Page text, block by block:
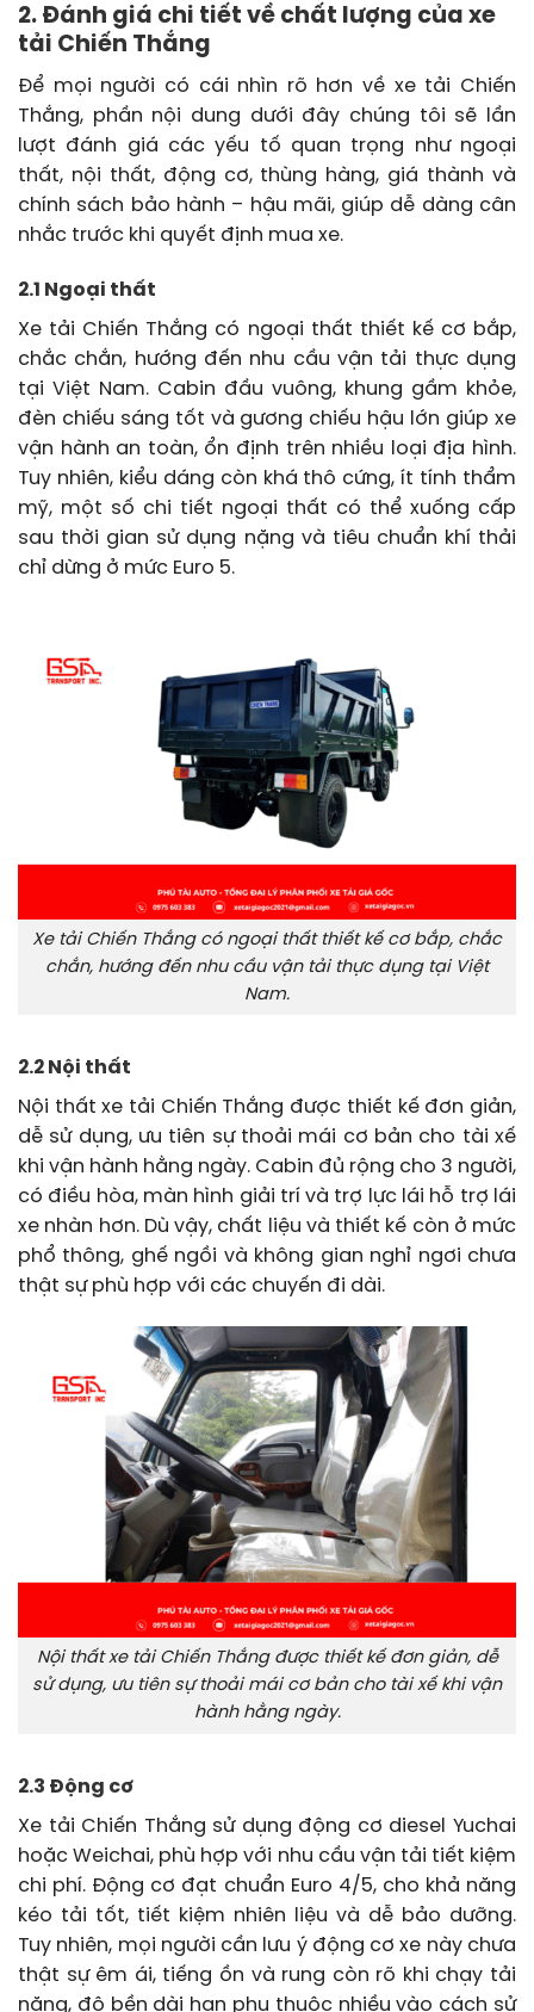
2. Đánh giá chi tiết về chất lượng của xe
tải Chiến Thắng
Để mọi người có cái nhìn rõ hơn về xe tải Chiến
Thắng, phần nội dung dưới đây chúng tôi sẽ lần
lượt đánh giá các yếu tố quan trọng như ngoại
thất, nội thất, động cơ, thùng hàng, giá thành và
chính sách bảo hành – hậu mãi, giúp dễ dàng cân
nhắc trước khi quyết định mua xe.
2.1 Ngoại thất
Xe tải Chiến Thắng có ngoại thất thiết kế cơ bắp,
chắc chắn, hướng đến nhu cầu vận tải thực dụng
tại Việt Nam. Cabin đầu vuông, khung gầm khỏe,
đèn chiếu sáng tốt và gương chiếu hậu lớn giúp xe
vận hành an toàn, ổn định trên nhiều loại địa hình.
Tuy nhiên, kiểu dáng còn khá thô cứng, ít tính thẩm
mỹ, một số chi tiết ngoại thất có thể xuống cấp
sau thời gian sử dụng nặng và tiêu chuẩn khí thải
chỉ dừng ở mức Euro 5.
Xe tải Chiến Thắng có ngoại thất thiết kế cơ bắp, chắc
chắn, hướng đến nhu cầu vận tải thực dụng tại Việt
Nam.
2.2 Nội thất
Nội thất xe tải Chiến Thắng được thiết kế đơn giản,
dễ sử dụng, ưu tiên sự thoải mái cơ bản cho tài xế
khi vận hành hằng ngày. Cabin đủ rộng cho 3 người,
có điều hòa, màn hình giải trí và trợ lực lái hỗ trợ lái
xe nhàn hơn. Dù vậy, chất liệu và thiết kế còn ở mức
phổ thông, ghế ngồi và không gian nghỉ ngơi chưa
thật sự phù hợp với các chuyến đi dài.
Nội thất xe tải Chiến Thắng được thiết kế đơn giản, dễ
sử dụng, ưu tiên sự thoải mái cơ bản cho tài xế khi vận
hành hằng ngày.
2.3 Động cơ
Xe tải Chiến Thắng sử dụng động cơ diesel Yuchai
hoặc Weichai, phù hợp với nhu cầu vận tải tiết kiệm
chi phí. Động cơ đạt chuẩn Euro 4/5, cho khả năng
kéo tải tốt, tiết kiệm nhiên liệu và dễ bảo dưỡng.
Tuy nhiên, mọi người cần lưu ý động cơ xe này chưa
thật sự êm ái, tiếng ồn và rung còn rõ khi chạy tải
nặng, độ bền dài hạn phụ thuộc nhiều vào cách sử